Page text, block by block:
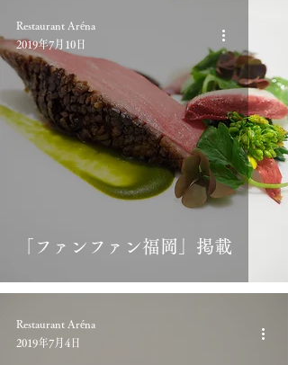
「ファンファン福岡」掲載
Restaurant Aréna
2019年7月10日
Restaurant Aréna
2019年7月4日